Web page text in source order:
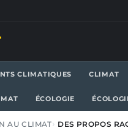
CLIMATIQUES CLIMAT
ÉCOLOGIE
AU CLIMAT DES PROPOS